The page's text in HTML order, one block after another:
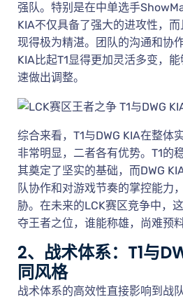
强队。特别是在中单选手
KIA不仅具备了强大的进攻性，
现得极为精湛。团队的沟通和协
KIA比起T1显得更加灵活多变，
速做出调整。
综合来看，T1与DWG KIA在整体
非常明显，二者各有优势。T1的
其奠定了坚实的基础，而DWG
队协作和对游戏节奏的掌控能力
胁。在未来的LCK赛区竞争中，
夺王者之位，谁能称雄，尚难预料
2、战术体系：T1与
同风格
战术体系的高效性直接影响到战